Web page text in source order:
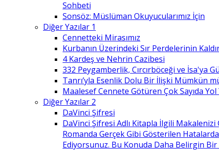
Sohbeti
Sonsöz: Müslüman Okuyucularımız İçin
Diğer Yazılar 1
Cennetteki Mirasımız
Kurbanın Üzerindeki Sır Perdelerinin
4 Kardeş ve Nehrin Cazibesi
332 Peygamberlik, Cırcırböceği ve İsa'ya
Tanrı’yla Esenlik Dolu Bir İlişki Mümkün
Maalesef Cennete Götüren Çok Sayıda
Diğer Yazılar 2
DaVinci Şifresi
DaVinci Şifresi Adlı Kitapla İlgili Makalenizi
Romanda Gerçek Gibi Gösterilen
Ediyorsunuz. Bu Konuda Daha Belirgin Bir